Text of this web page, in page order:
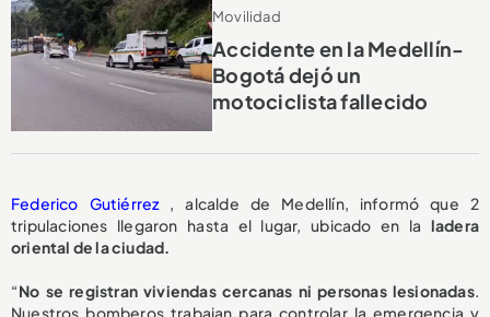
Movilidad
Accidente en la Medellín-
Bogotá dejó un
motociclista fallecido
Federico Gutiérrez , alcalde de Medellín, informó que 2
tripulaciones llegaron hasta el lugar, ubicado en la ladera
oriental de la ciudad.
“No se registran viviendas cercanas ni personas lesionadas.
Nuestros bomberos trabajan para controlar la emergencia y